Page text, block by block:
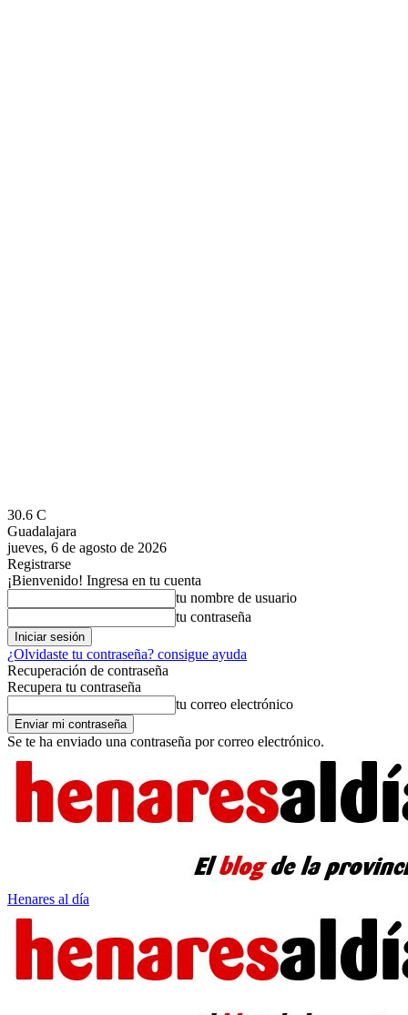
30.6 C
Guadalajara
jueves, 6 de agosto de 2026
Registrarse
¡Bienvenido! Ingresa en tu cuenta
tu nombre de usuario
tu contraseña
¿Olvidaste tu contraseña? consigue ayuda
Recuperación de contraseña
Recupera tu contraseña
tu correo electrónico
Se te ha enviado una contraseña por correo electrónico.
Henares al día